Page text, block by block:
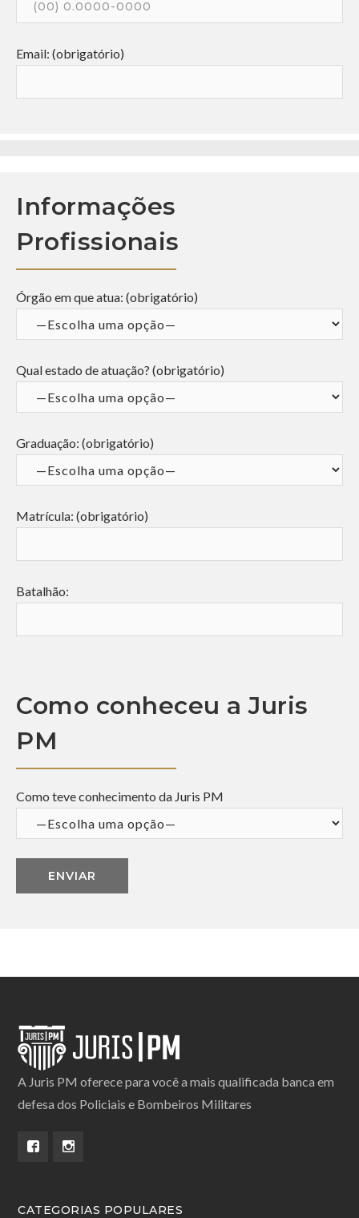
Email: (obrigatório)
Informações
Profissionais
Órgão em que atua: (obrigatório)
Qual estado de atuação? (obrigatório)
Graduação: (obrigatório)
Matrícula: (obrigatório)
Batalhão:
Como conheceu a Juris
PM
Como teve conhecimento da Juris PM
A Juris PM oferece para você a mais qualificada banca em
defesa dos Policiais e Bombeiros Militares
CATEGORIAS POPULARES